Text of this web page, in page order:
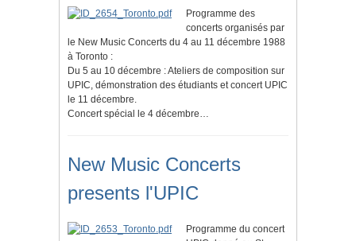
Programme des
concerts organisés par
le New Music Concerts du 4 au 11 décembre 1988
à Toronto :
Du 5 au 10 décembre : Ateliers de composition sur
UPIC, démonstration des étudiants et concert UPIC
le 11 décembre.
Concert spécial le 4 décembre…
New Music Concerts
presents l'UPIC
Programme du concert